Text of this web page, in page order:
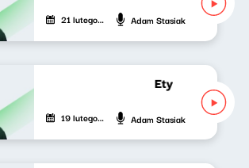
21 lutego 2023 Adam Stasiak
Etykieta
19 lutego 2023 Adam Stasiak